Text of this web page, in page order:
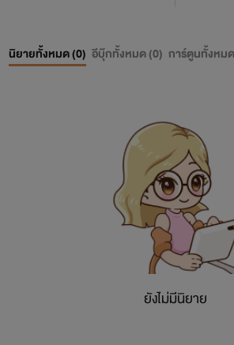
นิยายทั้งหมด (0) อีบุ๊กทั้งหมด (0) การ์ตูนทั้งหม
ยังไม่มีนิยาย